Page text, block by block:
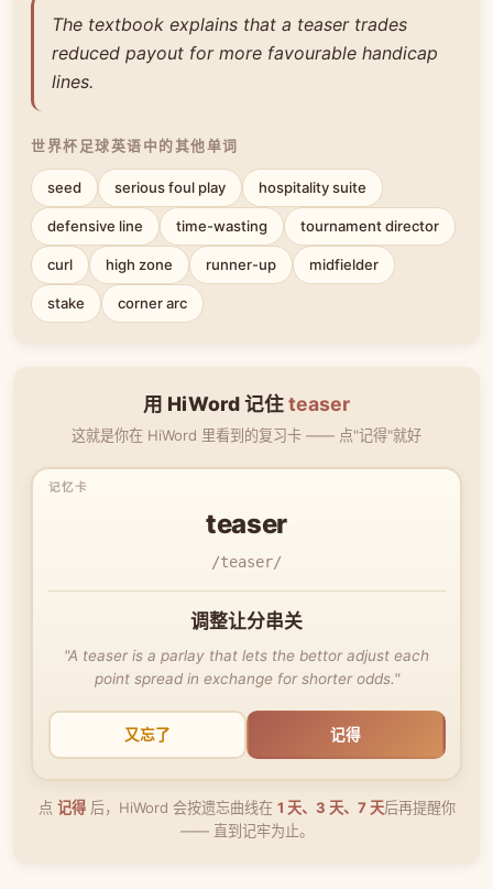
The textbook explains that a teaser trades
reduced payout for more favourable handicap
lines.
世界杯足球英语中的其他单词
seed serious foul play hospitality suite
defensive line time-wasting tournament director
curl high zone runner-up midfielder
stake corner arc
用 HiWord 记住teaser
这就是你在 HiWord 里看到的复习卡 —— 点"记得"就好
teaser
/teaser/
调整让分串关
"A teaser is a parlay that lets the bettor adjust each
point spread in exchange for shorter odds."
又忘了 记得
点 记得后，HiWord 会按遗忘曲线在 1 天、3 天、7 天后再提醒你
—— 直到记牢为止。